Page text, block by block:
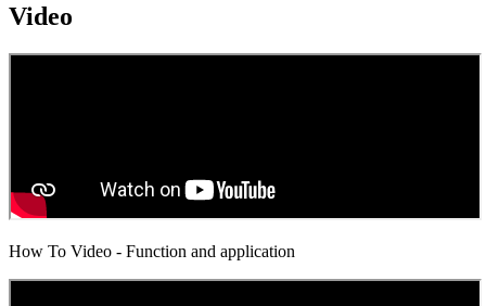
Video
How To Video - Function and application